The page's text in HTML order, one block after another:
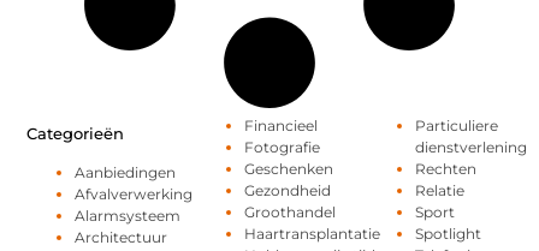
Categorieën
Aanbiedingen
Afvalverwerking
Alarmsysteem
Architectuur
Financieel
Fotografie
Geschenken
Gezondheid
Groothandel
Haartransplantatie
Particuliere
dienstverlening
Rechten
Relatie
Sport
Spotlight